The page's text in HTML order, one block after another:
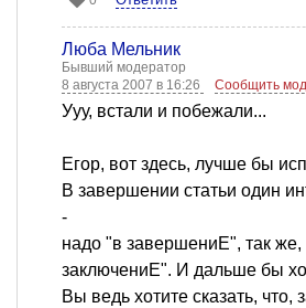
Люба Мельник
Бывший модератор
8 августа 2007 в 16:26
Сообщить
Ууу, встали и побежали...
Егор, вот здесь, лучше бы
В завершении статьи один
-
надо "в завершениЕ", так же,
заключениЕ". И дальше бы
Вы ведь хотите сказать, что,